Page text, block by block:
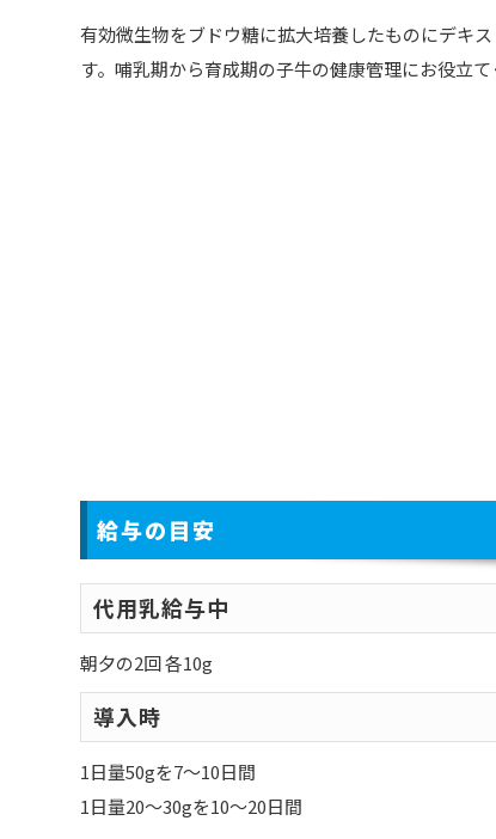
有効微生物をブドウ糖に拡大培養したものにデキ
す。哺乳期から育成期の子牛の健康管理にお役立て
給与の目安
代用乳給与中
朝夕の2回 各10g
導入時
1日量50gを7～10日間
1日量20～30gを10～20日間